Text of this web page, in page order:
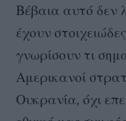
Βέβαια αυτό δεν
έχουν
γνωρίσουν τι
Αμερικανοί
Ουκρανία, όχι